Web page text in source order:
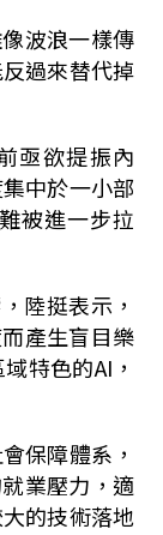
波浪一樣傳
過來替代掉
亟欲提振內
中於一小部
被進一步拉
陸挺表示，
產生盲目樂
特色的AI，
保障體系，
業壓力，適
的技術落地